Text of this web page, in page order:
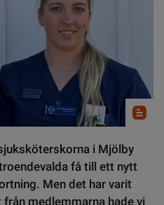
i Mjölby
få till ett nytt
Men det har varit
medlemmarna hade vi